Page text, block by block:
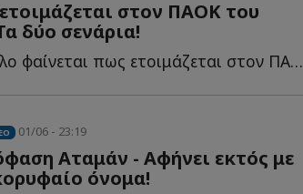
στον ΠΑΟΚ του
δύο σενάρια!
Κάτι πολύ μεγάλο φαίνεται πως ετοιμάζεται στον ΠΑΟΚ τ...
01/06 - 23:19
Αταμάν - Αφήνει εκτός με
όνομα!